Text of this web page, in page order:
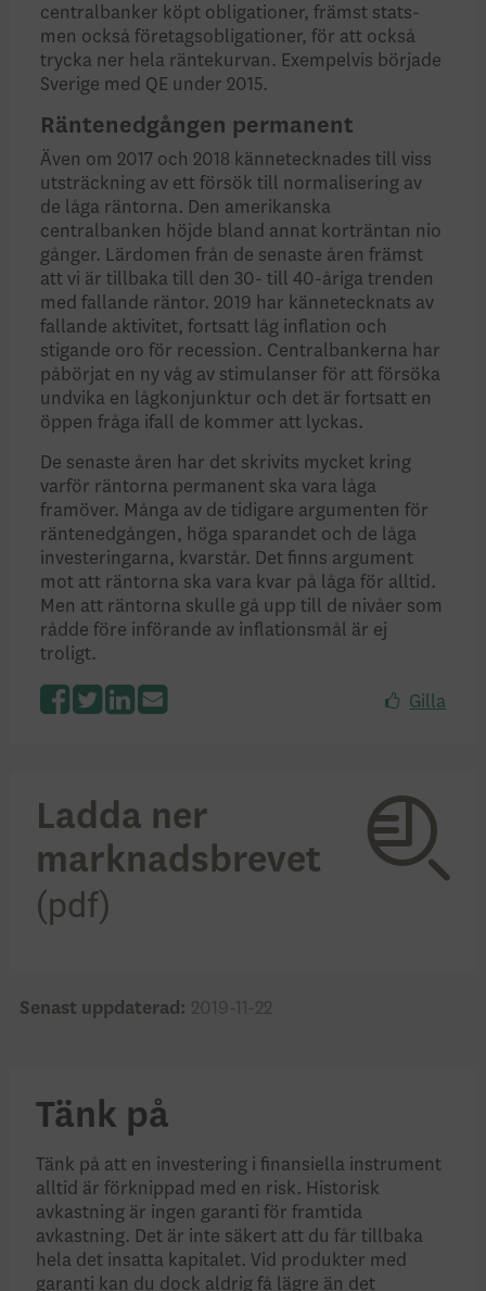
centralbanker köpt obligationer, främst stats-
men också företagsobligationer, för att också
trycka ner hela ränte­kurvan. Exempelvis började
Sverige med QE under 2015.
Räntenedgången permanent
Även om 2017 och 2018 kännetecknades till viss
utsträckning av ett försök till normalisering av
de låga räntorna. Den amerikanska
centralbanken höjde bland annat korträntan nio
gånger. Lärdomen från de senaste åren främst
att vi är tillbaka till den 30- till 40-åriga trenden
med fallande räntor. 2019 har kännetecknats av
fallande aktivitet, fortsatt låg inflation och
stigande oro för recession. Centralbankerna har
påbörjat en ny våg av stimulanser för att försöka
undvika en lågkonjunktur och det är fortsatt en
öppen fråga ifall de kommer att lyckas.
De senaste åren har det skrivits mycket kring
varför räntorna permanent ska vara låga
framöver. Många av de tidigare argumenten för
räntenedgången, höga sparandet och de låga
investeringarna, kvarstår. Det finns argument
mot att räntorna ska vara kvar på låga för alltid.
Men att räntorna skulle gå upp till de nivåer som
rådde före införande av inflationsmål är ej
troligt.
Gilla
Ladda ner
marknadsbrevet
Senast uppdaterad: 2019-11-22
Tänk på
Tänk på att en investering i finansiella instrument
alltid är förknippad med en risk. Historisk
avkastning är ingen garanti för framtida
avkastning. Det är inte säkert att du får tillbaka
hela det insatta kapitalet. Vid produkter med
garanti kan du dock aldrig få lägre än det